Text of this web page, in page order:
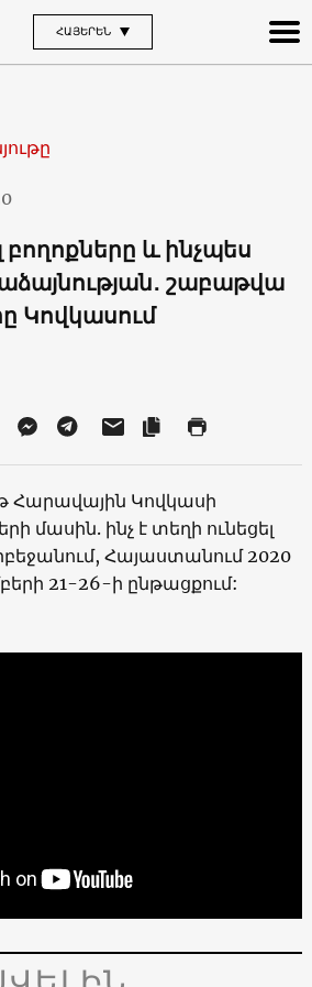
ՀԱՅԵՐԵՆ
բողոքները և ինչպես
շաբաթվա
Կովկասում
Հարավային Կովկասի
մասին. ինչ է տեղի ունեցել
Հայաստանում 2020
21-26-ի ընթացքում: